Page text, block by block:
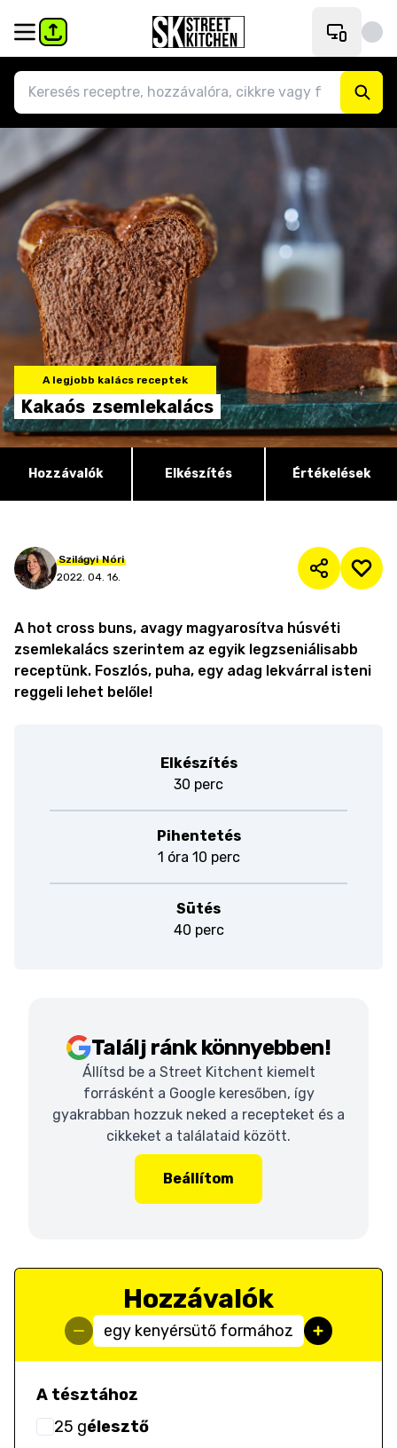
A legjobb kalács receptek
Kakaós zsemlekalács
Hozzávalók Elkészítés Értékelések
Szilágyi Nóri
2022. 04. 16.
A hot cross buns, avagy magyarosítva húsvéti
zsemlekalács szerintem az egyik legzseniálisabb
receptünk. Foszlós, puha, egy adag lekvárral isteni
reggeli lehet belőle!
Elkészítés
30 perc
Pihentetés
1 óra 10 perc
Sütés
40 perc
Találj ránk könnyebben!
Állítsd be a Street Kitchent kiemelt
forrásként a Google keresőben, így
gyakrabban hozzuk neked a recepteket és a
cikkeket a találataid között.
Beállítom
Hozzávalók
egy kenyérsütő formához
A tésztához
25 gélesztő